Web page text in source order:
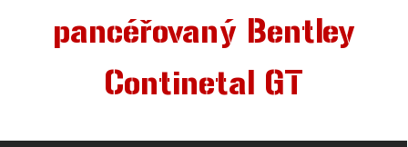
pancéřovaný Bentley
Continetal GT